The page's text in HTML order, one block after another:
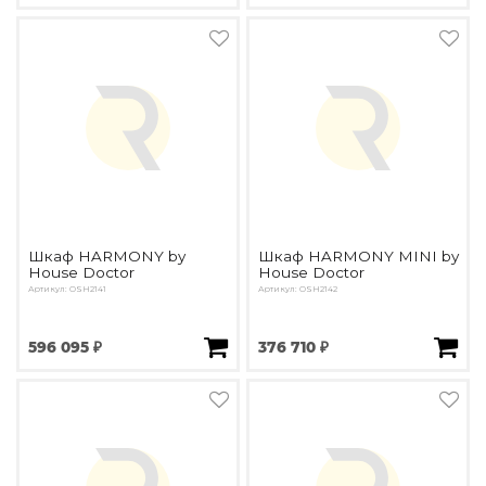
Реализованные проекты
Шкаф HARMONY by
House Doctor
Артикул: ОSH2141
596 095 ₽
Шкаф HARMONY MINI by
House Doctor
Артикул: ОSH2142
376 710 ₽